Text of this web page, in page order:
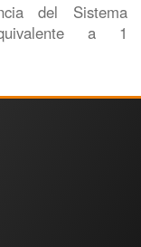
del Sistema
a 1